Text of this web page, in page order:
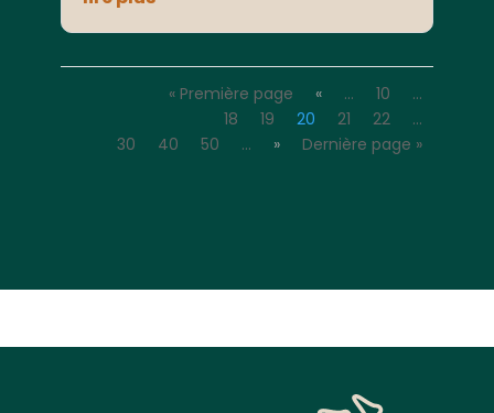
« Première page « … 10
…
18
19 20 21 22
…
30
40 50 … » Dernière page »